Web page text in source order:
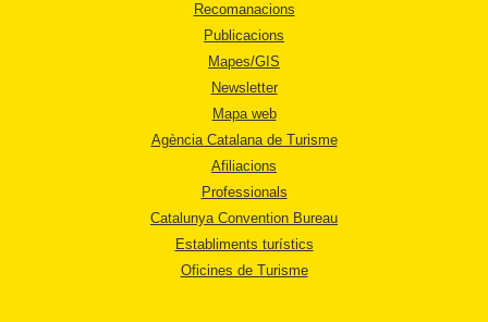
Recomanacions
Publicacions
Mapes/GIS
Newsletter
Mapa web
Agència Catalana de Turisme
Afiliacions
Professionals
Catalunya Convention Bureau
Establiments turístics
Oficines de Turisme